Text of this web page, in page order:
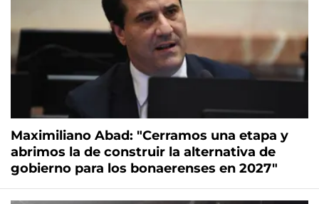
Maximiliano Abad: "Cerramos una etapa y
abrimos la de construir la alternativa de
gobierno para los bonaerenses en 2027"